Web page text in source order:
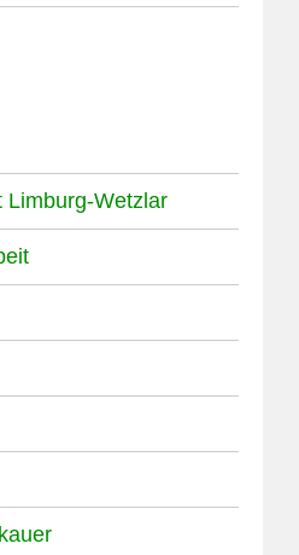
Limburg-Wetzlar